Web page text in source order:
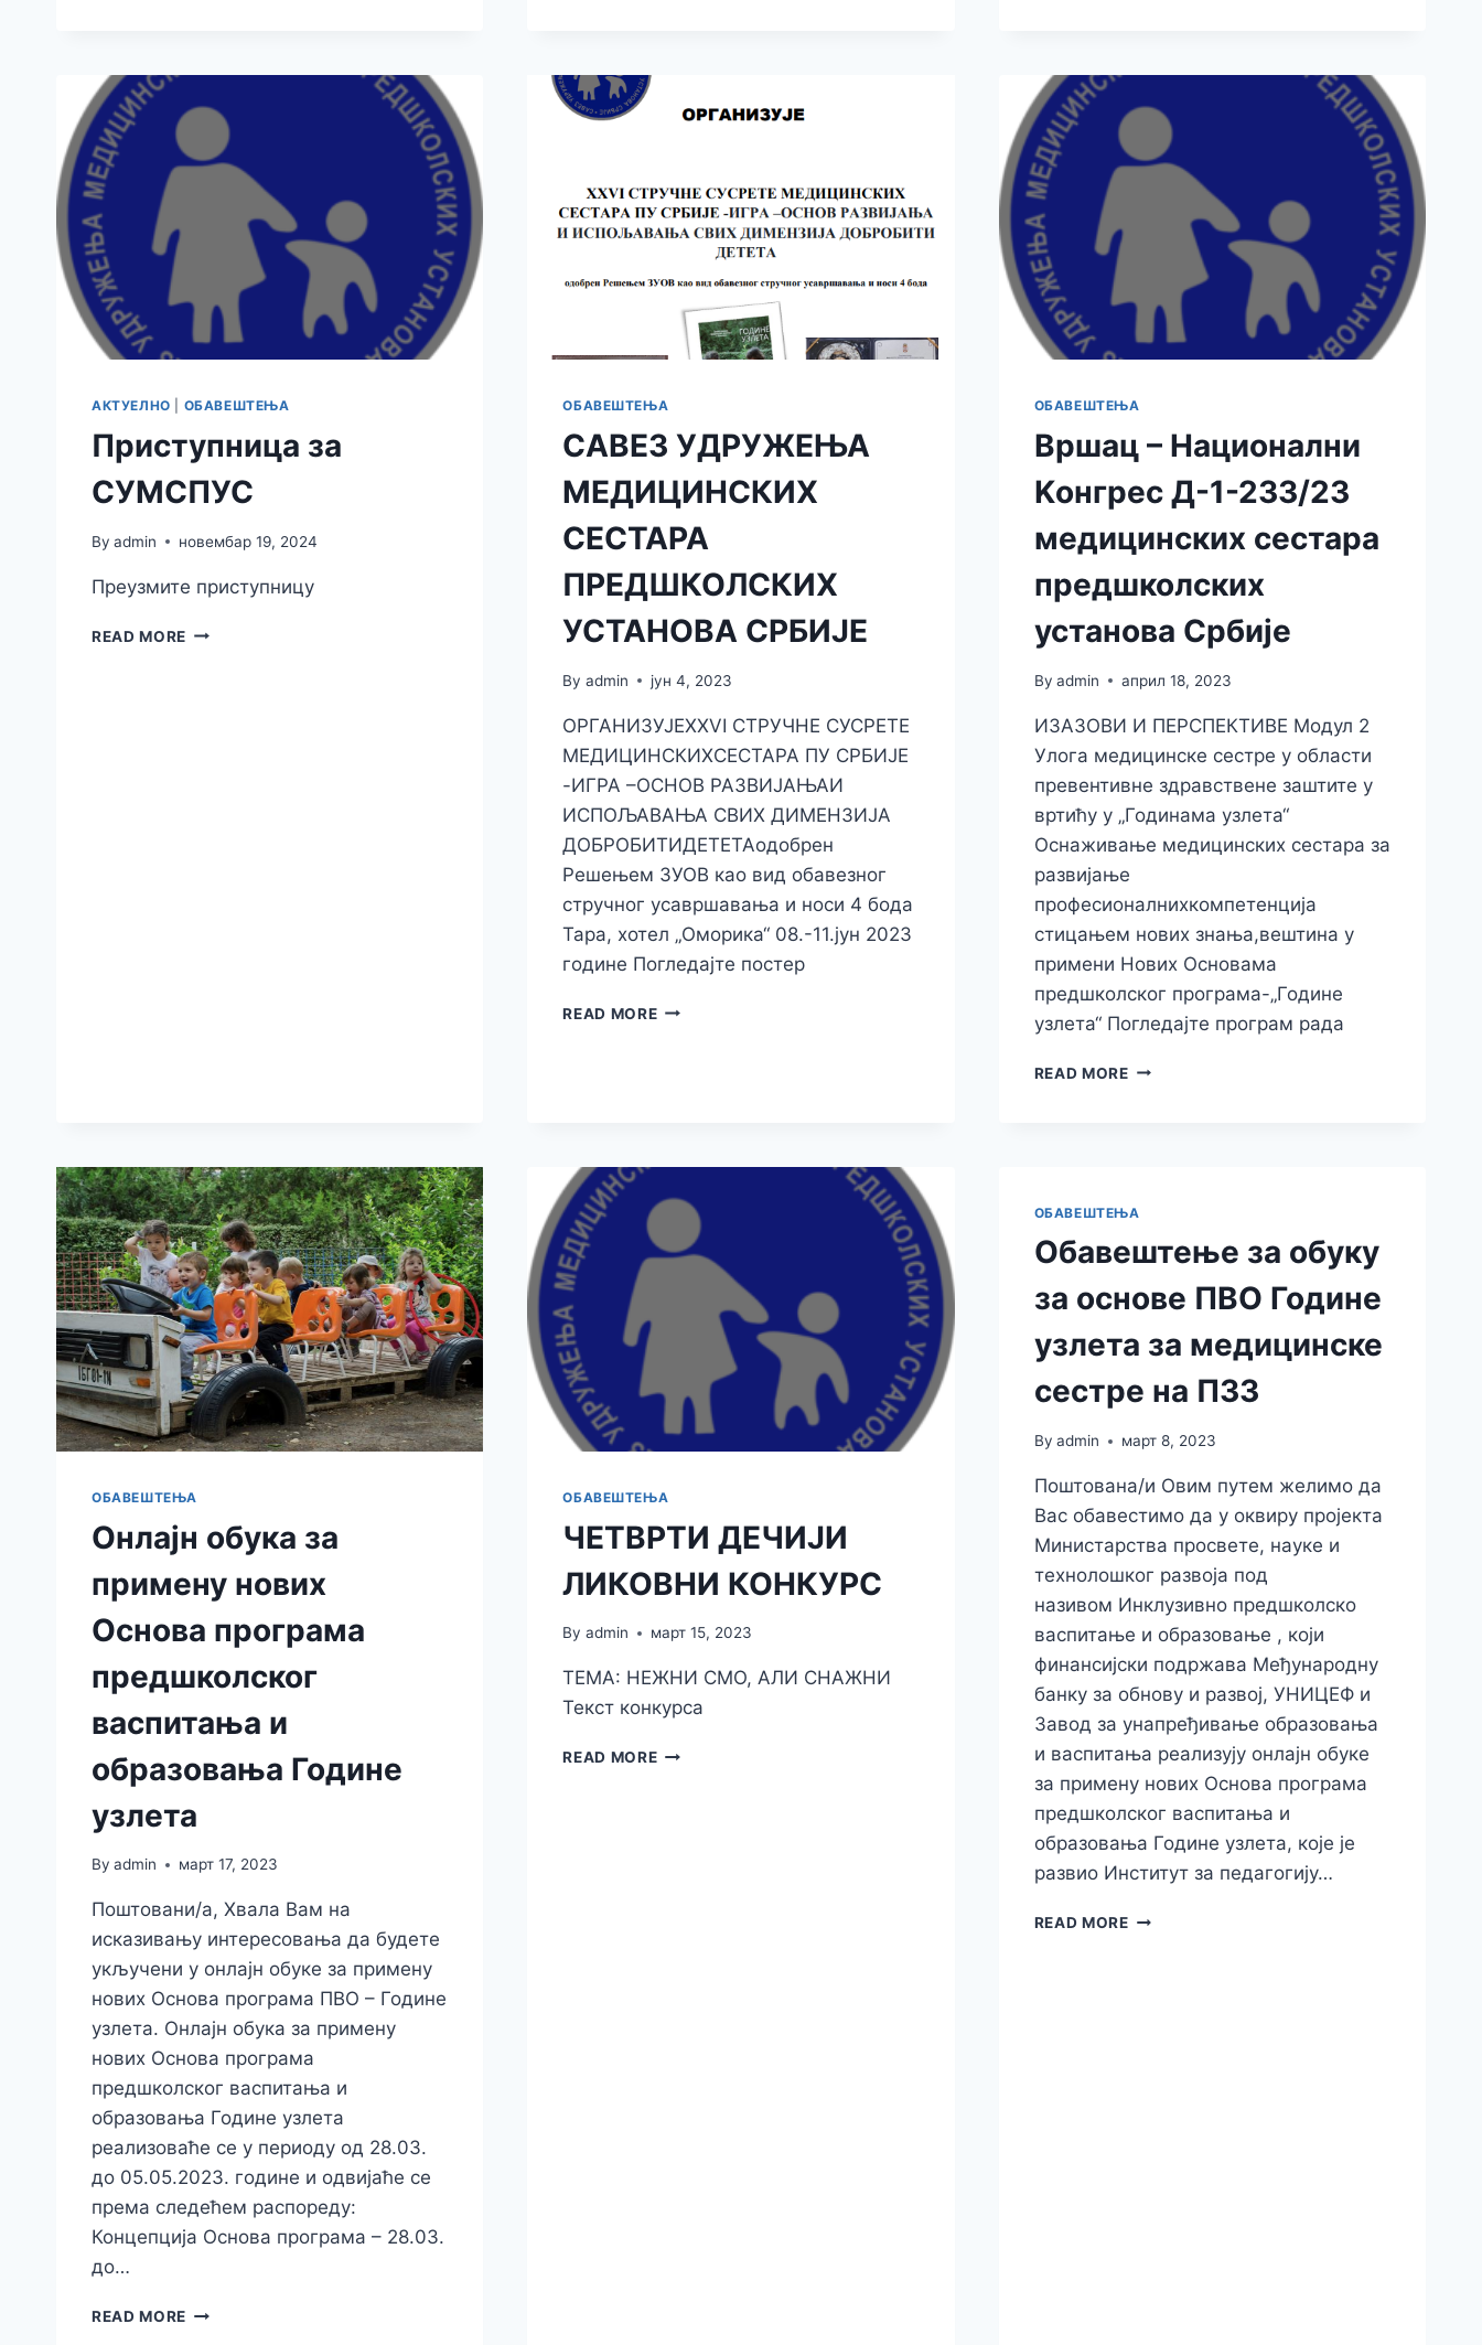
АКТУЕЛНО ОБАВЕШТЕЊА
Приступница за
СУМСПУС
By admin новембар 19, 2024
Преузмите приступницу
READ MORE
ОБАВЕШТЕЊА
САВЕЗ УДРУЖЕЊА
МЕДИЦИНСКИХ
СЕСТАРА
ПРЕДШКОЛСКИХ
УСТАНОВА СРБИЈE
By admin јун 4, 2023
ОРГАНИЗУЈЕXXVI СТРУЧНЕ СУСРЕТЕ
МЕДИЦИНСКИХСЕСТАРА ПУ СРБИЈЕ
-ИГРА –ОСНОВ РАЗВИЈАЊАИ
ИСПОЉАВАЊА СВИХ ДИМЕНЗИЈА
ДОБРОБИТИДЕТЕТАодобрен
Решењем ЗУОВ као вид обавезног
стручног усавршавања и носи 4 бода
Тара, хотел „Оморика“ 08.-11.јун 2023
године Погледајте постер
READ MORE
ОБАВЕШТЕЊА
Вршац – Национални
Kонгрес Д-1-233/23
медицинских сестара
предшколских
установа Србије
By admin април 18, 2023
ИЗАЗОВИ И ПЕРСПЕКТИВЕ Модул 2
Улога медицинске сестре у области
превентивне здравствене заштите у
вртићу у „Годинама узлета“
Оснаживање медицинских сестара за
развијање
професионалнихкомпетенција
стицањем нових знања,вештина у
примени Нових Основама
предшколског програма-„Године
узлета“ Погледајте програм рада
READ MORE
ОБАВЕШТЕЊА
Онлајн обука за
примену нових
Основа програма
предшколског
васпитања и
образовања Године
узлета
By admin март 17, 2023
Поштовани/а, Хвала Вам на
исказивању интересовања да будете
укључени у онлајн обуке за примену
нових Основа програма ПВО – Године
узлета. Онлајн обука за примену
нових Основа програма
предшколског васпитања и
образовања Године узлета
реализоваће се у периоду од 28.03.
до 05.05.2023. године и одвијаће се
према следећем распореду:
Концепција Основа програма – 28.03.
до…
READ MORE
ОБАВЕШТЕЊА
ЧЕТВРТИ ДЕЧИЈИ
ЛИКОВНИ КОНКУРС
By admin март 15, 2023
ТЕМА: НЕЖНИ СМО, АЛИ СНАЖНИ
Текст конкурса
READ MORE
ОБАВЕШТЕЊА
Обавештење за обуку
за основе ПВО Године
узлета за медицинске
сестре на ПЗЗ
By admin март 8, 2023
Поштована/и Овим путем желимо да
Вас обавестимо да у оквиру пројекта
Министарства просвете, науке и
технолошког развоја под
називом Инклузивно предшколско
васпитање и образовање , који
финансијски подржава Међународну
банку за обнову и развој, УНИЦЕФ и
Завод за унапређивање образовања
и васпитања реализују онлајн обуке
за примену нових Основа програма
предшколског васпитања и
образовања Године узлета, које је
развио Институт за педагогију…
READ MORE